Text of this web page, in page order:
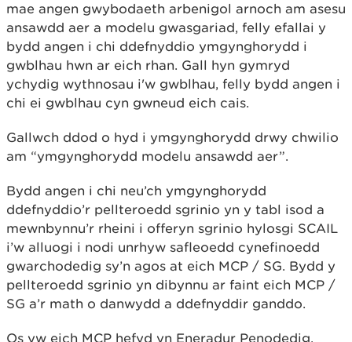
mae angen gwybodaeth arbenigol arnoch am asesu
ansawdd aer a modelu gwasgariad, felly efallai y
bydd angen i chi ddefnyddio ymgynghorydd i
gwblhau hwn ar eich rhan. Gall hyn gymryd
ychydig wythnosau i'w gwblhau, felly bydd angen i
chi ei gwblhau cyn gwneud eich cais.
Gallwch ddod o hyd i ymgynghorydd drwy chwilio
am “ymgynghorydd modelu ansawdd aer”.
Bydd angen i chi neu’ch ymgynghorydd
ddefnyddio’r pellteroedd sgrinio yn y tabl isod a
mewnbynnu’r rheini i offeryn sgrinio hylosgi SCAIL
i’w alluogi i nodi unrhyw safleoedd cynefinoedd
gwarchodedig sy’n agos at eich MCP / SG. Bydd y
pellteroedd sgrinio yn dibynnu ar faint eich MCP /
SG a’r math o danwydd a ddefnyddir ganddo.
Os yw eich MCP hefyd yn Eneradur Penodedig,